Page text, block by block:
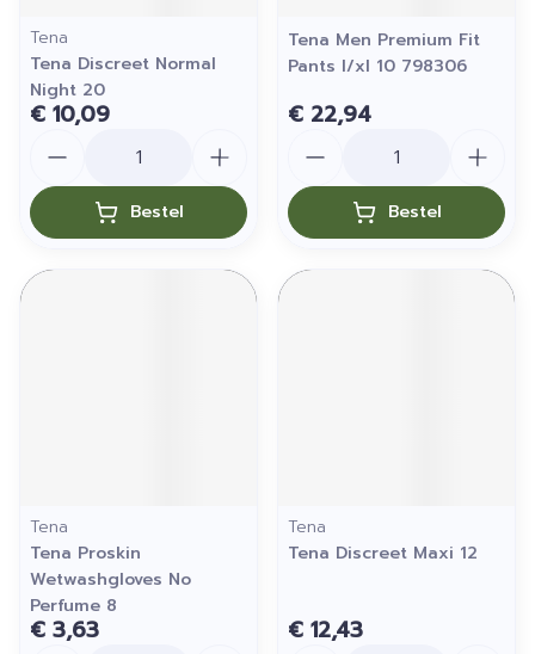
Tena
Tena Discreet Normal
Night 20
€ 10,09
Bestel
Tena Men Premium Fit
Pants l/xl 10 798306
€ 22,94
Bestel
Tena
Tena Proskin
Wetwashgloves No
Perfume 8
€ 3,63
Tena
Tena Discreet Maxi 12
€ 12,43